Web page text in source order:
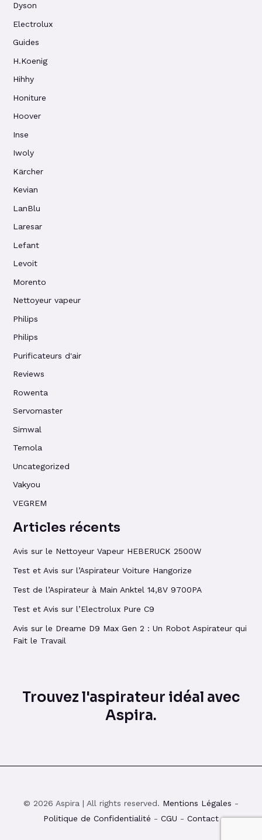
Dyson
Electrolux
Guides
H.Koenig
Hihhy
Honiture
Hoover
Inse
Iwoly
Kärcher
Kevian
LanBlu
Laresar
Lefant
Levoit
Morento
Nettoyeur vapeur
Philips
Philips
Purificateurs d'air
Reviews
Rowenta
Servomaster
Simwal
Temola
Uncategorized
Vakyou
VEGREM
Articles récents
Avis sur le Nettoyeur Vapeur HEBERUCK 2500W
Test et Avis sur l’Aspirateur Voiture Hangorize
Test de l’Aspirateur à Main Anktel 14,8V 9700PA
Test et Avis sur l’Electrolux Pure C9
Avis sur le Dreame D9 Max Gen 2 : Un Robot Aspirateur qui
Fait le Travail
Trouvez l'aspirateur idéal avec
Aspira.
© 2026 Aspira | All rights reserved. Mentions Légales -
Politique de Confidentialité - CGU - Contact